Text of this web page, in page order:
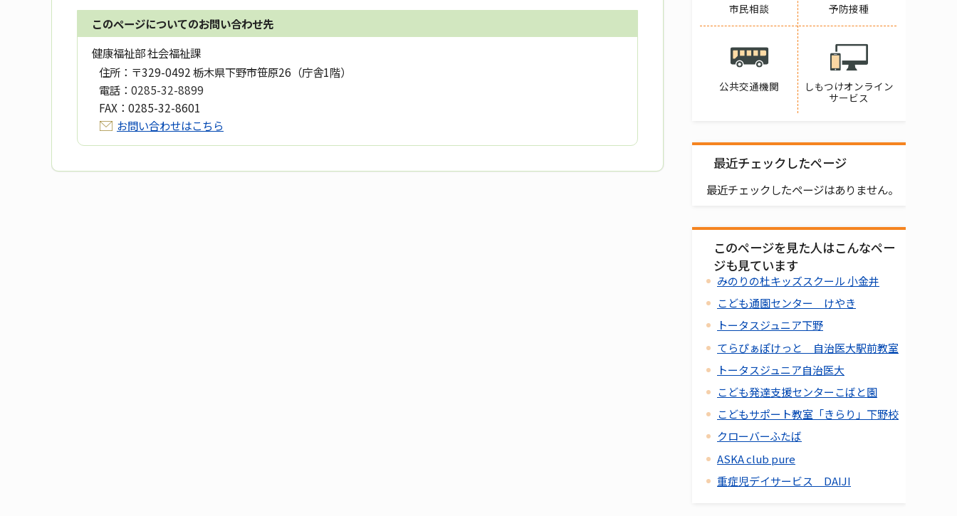
このページについてのお問い合わせ先
健康福祉部 社会福祉課
住所： 〒329-0492 栃木県下野市笹原26（庁舎1階）
電話： 0285-32-8899
FAX： 0285-32-8601
お問い合わせはこちら
市民相談 予防接種
公共交通機関
しもつけオンライン
サービス
最近チェックしたページ
最近チェックしたページはありません。
このページを見た人はこんなペー
ジも見ています
みのりの杜キッズスクール 小金井
こども通園センター けやき
トータスジュニア下野
てらぴぁぽけっと 自治医大駅前教室
トータスジュニア自治医大
こども発達支援センターこばと園
こどもサポート教室「きらり」下野校
クローバーふたば
ASKA club pure
重症児デイサービス DAIJI